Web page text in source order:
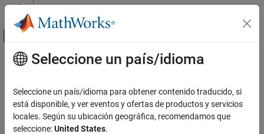
Saltar al contenido
Mostrar/ocultar menú de navegación
Inicio de Documentación
Contenido principal
¿Qué tan útil fue esta traducción?
Seleccione un país/idioma
Seleccione un país/idioma para obtener contenido traducido, si
está disponible, y ver eventos y ofertas de productos y servicios
locales. Según su ubicación geográfica, recomendamos que
seleccione:United States.